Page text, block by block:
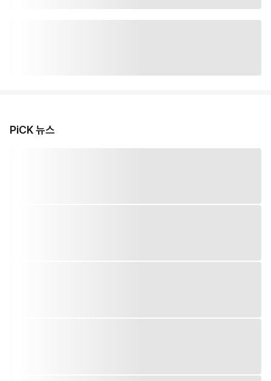
PiCK 뉴스